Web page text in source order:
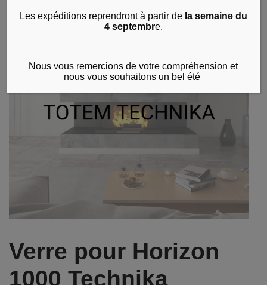
Verre pour Horizon
1000 Technika
Les expéditions reprendront à partir de la semaine du
4 septembre.
Nous vous remercions de votre compréhension et
nous vous souhaitons un bel été